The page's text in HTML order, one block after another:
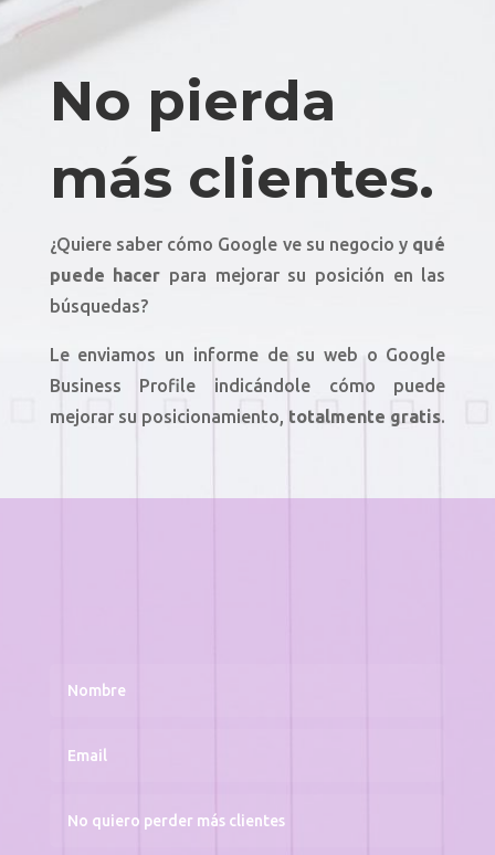
No pierda
más clientes.
¿Quiere saber cómo Google ve su negocio y qué
puede hacer para mejorar su posición en las
búsquedas?
Le enviamos un informe de su web o Google
Business Profile indicándole cómo puede
mejorar su posicionamiento, totalmente gratis.